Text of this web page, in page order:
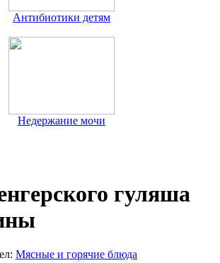
Антибиотики детям
Недержание мочи
гуляша
Мясные и горячие блюда